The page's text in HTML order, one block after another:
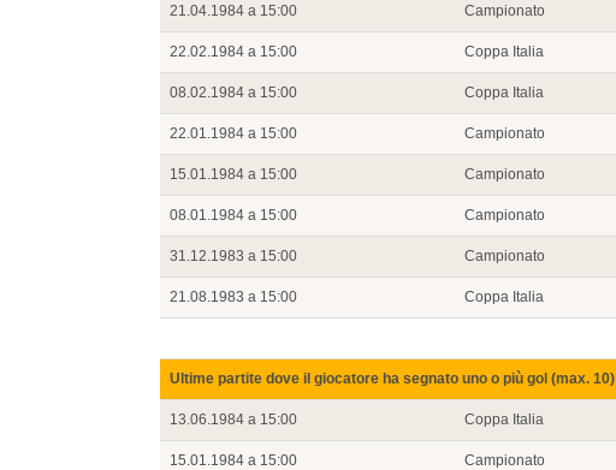
21.04.1984 a 15:00 Campionato
22.02.1984 a 15:00 Coppa Italia
08.02.1984 a 15:00 Coppa Italia
22.01.1984 a 15:00 Campionato
15.01.1984 a 15:00 Campionato
08.01.1984 a 15:00 Campionato
31.12.1983 a 15:00 Campionato
21.08.1983 a 15:00 Coppa Italia
Ultime partite dove il giocatore ha segnato uno o più gol (max. 10)
13.06.1984 a 15:00 Coppa Italia
15.01.1984 a 15:00 Campionato